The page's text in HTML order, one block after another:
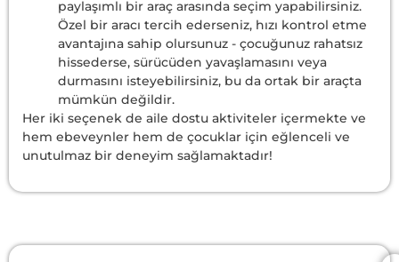
paylaşımlı bir araç arasında seçim yapabilirsiniz.
Özel bir aracı tercih ederseniz, hızı kontrol etme
avantajına sahip olursunuz - çocuğunuz rahatsız
hissederse, sürücüden yavaşlamasını veya
durmasını isteyebilirsiniz, bu da ortak bir araçta
mümkün değildir.
Her iki seçenek de aile dostu aktiviteler içermekte ve
hem ebeveynler hem de çocuklar için eğlenceli ve
unutulmaz bir deneyim sağlamaktadır!